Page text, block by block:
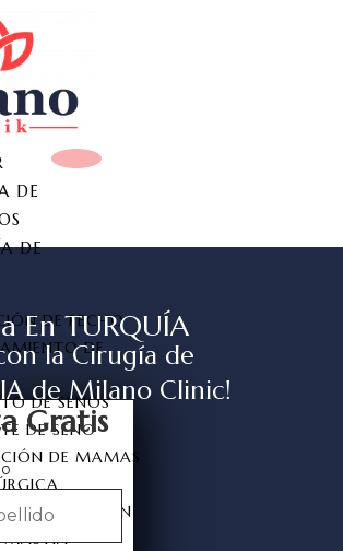
DE
DE
DE PECHO
DE
DE SENOS
DE SENO
DE MAMAS
DEL PEZÓN
En TURQUÍA
la Cirugía de
de Milano Clinic!
Gratis